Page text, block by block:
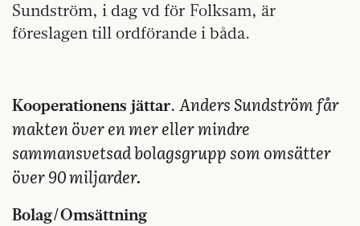
Sundström, i dag vd för Folksam, är
föreslagen till ordförande i båda.
Kooperationens jättar. Anders Sundström får
makten över en mer eller mindre
sammansvetsad bolagsgrupp som omsätter
över 90 miljarder.
Bolag/Omsättning